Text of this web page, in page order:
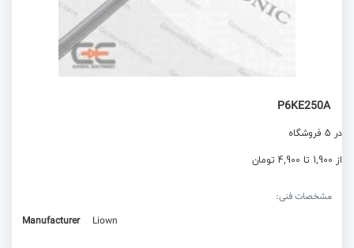
P6KE250A
در 5 فروشگاه
از 1,900 تا 4,900 تومان
مشخصات فنی:
Manufacturer
Liown